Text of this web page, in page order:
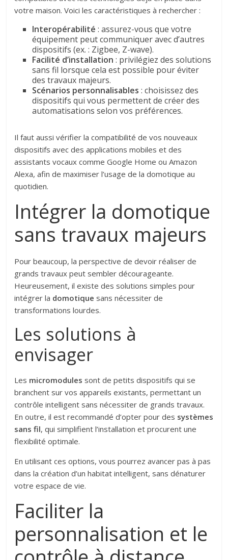
votre maison. Voici les caractéristiques à rechercher :
Interopérabilité : assurez-vous que votre
équipement peut communiquer avec d’autres
dispositifs (ex. : Zigbee, Z-wave).
Facilité d’installation : privilégiez des solutions
sans fil lorsque cela est possible pour éviter
des travaux majeurs.
Scénarios personnalisables : choisissez des
dispositifs qui vous permettent de créer des
automatisations selon vos préférences.
Il faut aussi vérifier la compatibilité de vos nouveaux
dispositifs avec des applications mobiles et des
assistants vocaux comme Google Home ou Amazon
Alexa, afin de maximiser l’usage de la domotique au
quotidien.
Intégrer la domotique
sans travaux majeurs
Pour beaucoup, la perspective de devoir réaliser de
grands travaux peut sembler décourageante.
Heureusement, il existe des solutions simples pour
intégrer la domotique sans nécessiter de
transformations lourdes.
Les solutions à
envisager
Les micromodules sont de petits dispositifs qui se
branchent sur vos appareils existants, permettant un
contrôle intelligent sans nécessiter de grands travaux.
En outre, il est recommandé d’opter pour des systèmes
sans fil, qui simplifient l’installation et procurent une
flexibilité optimale.
En utilisant ces options, vous pourrez avancer pas à pas
dans la création d’un habitat intelligent, sans dénaturer
votre espace de vie.
Faciliter la
personnalisation et le